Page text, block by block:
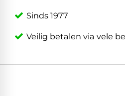
Sinds 1977
Veilig betalen via vele